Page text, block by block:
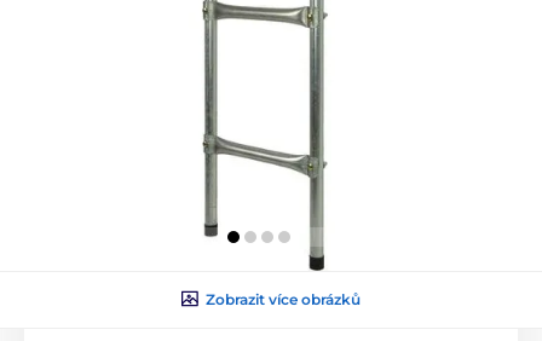
Zobrazit více obrázků